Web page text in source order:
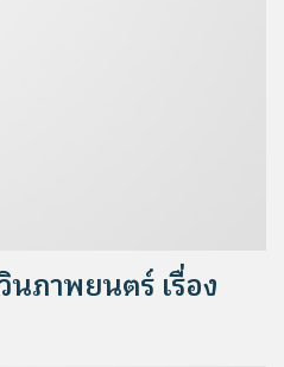
ภาพยนตร์ เรื่อง